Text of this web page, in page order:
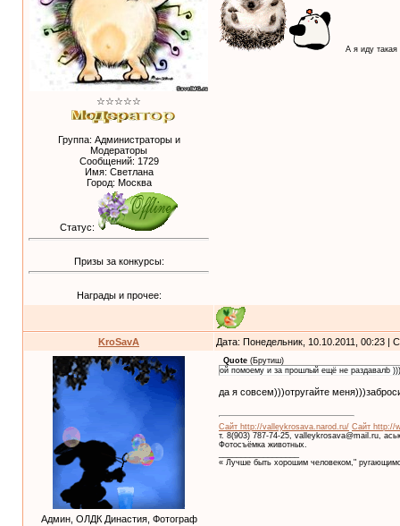
☆☆☆☆☆
Группа: Администраторы и
Модераторы
Сообщений: 1729
Имя: Светлана
Город: Москва
Статус:
Призы за конкурсы:
Награды и прочее:
А я иду такая
KroSavA Дата: Понедельник, 10.10.2011, 00:23 |
Админ, ОЛДК Династия, Фотограф
Quote (Брутиш)
ой помоему и за прошлый ещё не раздавалb
да я совсем)))отругайте
Сайт http://valleykrosava.narod.ru/ Сайт http://
т. 8(903) 787-74-25, valleykrosava@mail.ru,
Фотосъёмка животных.
« Лучше быть хорошим человеком,"